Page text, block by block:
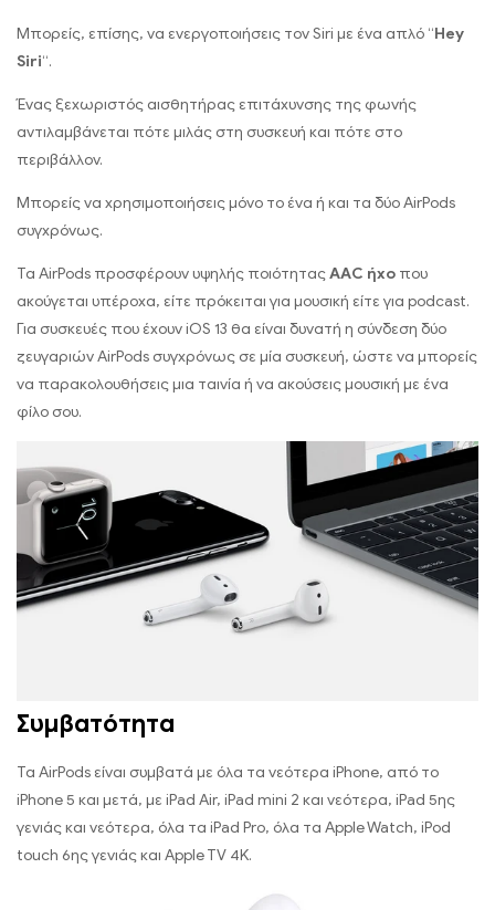
Μπορείς, επίσης, να ενεργοποιήσεις τον Siri με ένα απλό “Hey
Siri“.
Ένας ξεχωριστός αισθητήρας επιτάχυνσης της φωνής
αντιλαμβάνεται πότε μιλάς στη συσκευή και πότε στο
περιβάλλον.
Μπορείς να χρησιμοποιήσεις μόνο το ένα ή και τα δύο AirPods
συγχρόνως.
Τα AirPods προσφέρουν υψηλής ποιότηταςAAC ήχο που
ακούγεται υπέροχα, είτε πρόκειται για μουσική είτε για podcast.
Για συσκευές που έχουν iOS 13 θα είναι δυνατή η σύνδεση δύο
ζευγαριών AirPods συγχρόνως σε μία συσκευή, ώστε να μπορείς
να παρακολουθήσεις μια ταινία ή να ακούσεις μουσική με ένα
φίλο σου.
Συμβατότητα
Τα AirPods είναι συμβατά με όλα τα νεότερα iPhone, από το
iPhone 5 και μετά, με iPad Air, iPad mini 2 και νεότερα, iPad 5ης
γενιάς και νεότερα, όλα τα iPad Pro, όλα τα Apple Watch, iPod
touch 6ης γενιάς και Apple TV 4K.